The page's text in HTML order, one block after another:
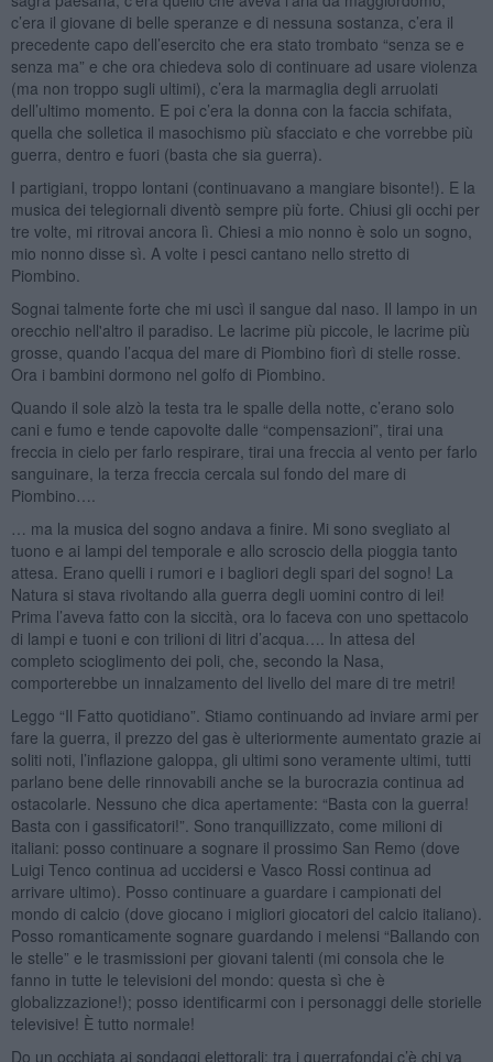
c’era il giovane di belle speranze e di nessuna sostanza, c’era il
precedente capo dell’esercito che era stato trombato “senza se e
senza ma” e che ora chiedeva solo di continuare ad usare violenza
(ma non troppo sugli ultimi), c’era la marmaglia degli arruolati
dell’ultimo momento. E poi c’era la donna con la faccia schifata,
quella che solletica il masochismo più sfacciato e che vorrebbe più
guerra, dentro e fuori (basta che sia guerra).
I partigiani, troppo lontani (continuavano a mangiare bisonte!). E la
musica dei telegiornali diventò sempre più forte. Chiusi gli occhi per
tre volte, mi ritrovai ancora lì. Chiesi a mio nonno è solo un sogno,
mio nonno disse sì. A volte i pesci cantano nello stretto di
Piombino.
Sognai talmente forte che mi uscì il sangue dal naso. Il lampo in un
orecchio nell'altro il paradiso. Le lacrime più piccole, le lacrime più
grosse, quando l’acqua del mare di Piombino fiorì di stelle rosse.
Ora i bambini dormono nel golfo di Piombino.
Quando il sole alzò la testa tra le spalle della notte, c’erano solo
cani e fumo e tende capovolte dalle “compensazioni”, tirai una
freccia in cielo per farlo respirare, tirai una freccia al vento per farlo
sanguinare, la terza freccia cercala sul fondo del mare di
Piombino….
… ma la musica del sogno andava a finire. Mi sono svegliato al
tuono e ai lampi del temporale e allo scroscio della pioggia tanto
attesa. Erano quelli i rumori e i bagliori degli spari del sogno! La
Natura si stava rivoltando alla guerra degli uomini contro di lei!
Prima l’aveva fatto con la siccità, ora lo faceva con uno spettacolo
di lampi e tuoni e con trilioni di litri d’acqua…. In attesa del
completo scioglimento dei poli, che, secondo la Nasa,
comporterebbe un innalzamento del livello del mare di tre metri!
Leggo “Il Fatto quotidiano”. Stiamo continuando ad inviare armi per
fare la guerra, il prezzo del gas è ulteriormente aumentato grazie ai
soliti noti, l’inflazione galoppa, gli ultimi sono veramente ultimi, tutti
parlano bene delle rinnovabili anche se la burocrazia continua ad
ostacolarle. Nessuno che dica apertamente: “Basta con la guerra!
Basta con i gassificatori!”. Sono tranquillizzato, come milioni di
italiani: posso continuare a sognare il prossimo San Remo (dove
Luigi Tenco continua ad uccidersi e Vasco Rossi continua ad
arrivare ultimo). Posso continuare a guardare i campionati del
mondo di calcio (dove giocano i migliori giocatori del calcio italiano).
Posso romanticamente sognare guardando i melensi “Ballando con
le stelle” e le trasmissioni per giovani talenti (mi consola che le
fanno in tutte le televisioni del mondo: questa sì che è
globalizzazione!); posso identificarmi con i personaggi delle storielle
televisive! È tutto normale!
Do un occhiata ai sondaggi elettorali: tra i guerrafondai c’è chi va